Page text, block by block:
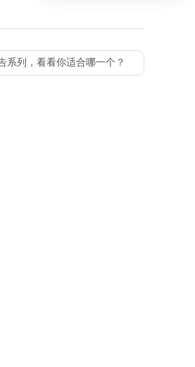
系列，看看你适合哪一个？